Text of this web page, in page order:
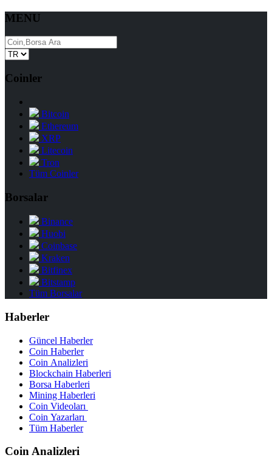
MENU
Coinler
Bitcoin
Ethereum
XRP
Litecoin
Tron
Tüm Coinler
Borsalar
Binance
Huobi
Coinbase
Kraken
Bitfinex
Bitstamp
Tüm Borsalar
Haberler
Güncel Haberler
Coin Haberler
Coin Analizleri
Blockchain Haberleri
Borsa Haberleri
Mining Haberleri
Coin Videoları
Coin Yazarları
Tüm Haberler
Coin Analizleri